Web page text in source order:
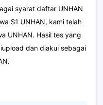
syarat daftar UNHAN
S1 UNHAN, kami telah
UNHAN. Hasil tes yang
dan diakui sebagai